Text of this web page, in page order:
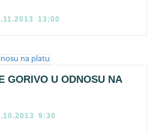
13:00
GORIVO U ODNOSU NA
9:30